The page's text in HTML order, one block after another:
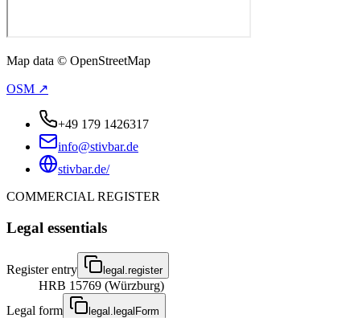
Map data © OpenStreetMap
OSM ↗
+49 179 1426317
info@stivbar.de
stivbar.de/
COMMERCIAL REGISTER
Legal essentials
Register entry legal.register
HRB 15769 (Würzburg)
Legal form
legal.legalForm